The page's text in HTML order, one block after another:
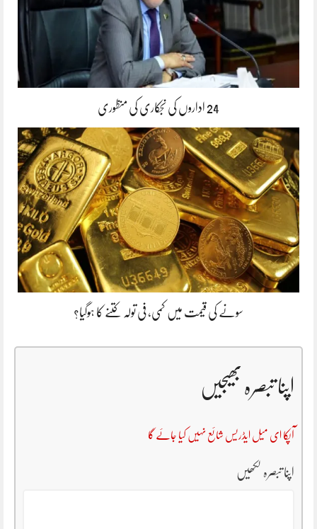
24 اداروں کی نجکاری کی منظوری
سونے کی قیمت میں کمی، فی تولہ کتنے کا ہوگیا؟
اپنا تبصرہ بھیجیں
آپکا ای میل ایڈریس شائع نہیں کیا جائے گا
اپنا تبصرہ لکھیں